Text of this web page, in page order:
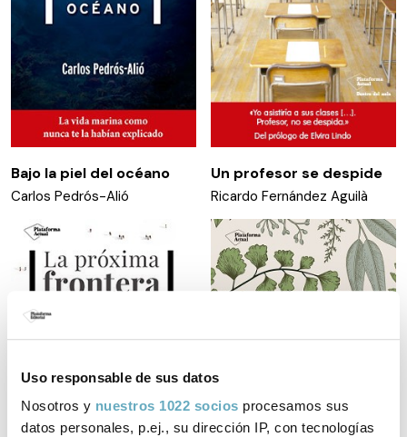
Uso responsable de sus datos
Nosotros y nuestros 1022 socios procesamos sus
datos personales, p.ej., su dirección IP, con tecnologías
Bajo la piel del océano
Carlos Pedrós-Alió
Un profesor se despide
Ricardo Fernández Aguilà